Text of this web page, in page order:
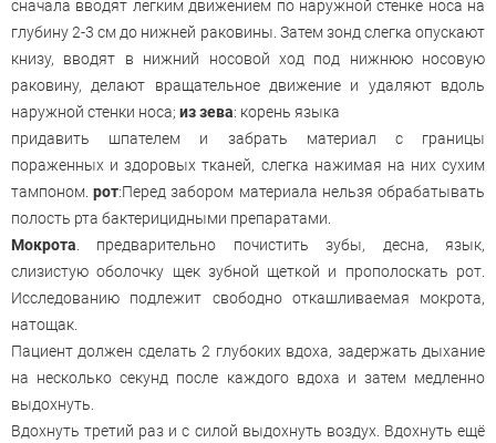
сначала вводят легким движением по наружной стенке носа на
глубину 2-3 см до нижней раковины. Затем зонд слегка опускают
книзу, вводят в нижний носовой ход под нижнюю носовую
раковину, делают вращательное движение и удаляют вдоль
наружной стенки носа; из зева: корень языка
придавить шпателем и забрать материал с границы
пораженных и здоровых тканей, слегка нажимая на них сухим
тампоном.рот:Перед забором материала нельзя обрабатывать
полость рта бактерицидными препаратами.
Мокрота . предварительно почистить зубы, десна, язык,
слизистую оболочку щек зубной щеткой и прополоскать рот.
Исследованию подлежит свободно откашливаемая мокрота,
натощак.
Пациент должен сделать 2 глубоких вдоха, задержать дыхание
на несколько секунд после каждого вдоха и затем медленно
выдохнуть.
Вдохнуть третий раз и с силой выдохнуть воздух. Вдохнуть ещё